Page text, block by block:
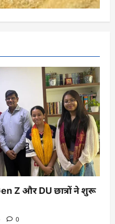
Z और DU छात्रों ने शुरू
0